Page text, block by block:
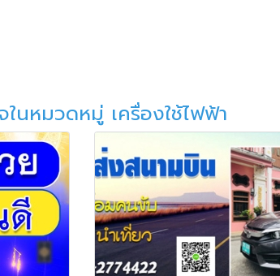
นหมวดหมู่ เครื่องใช้ไฟฟ้า